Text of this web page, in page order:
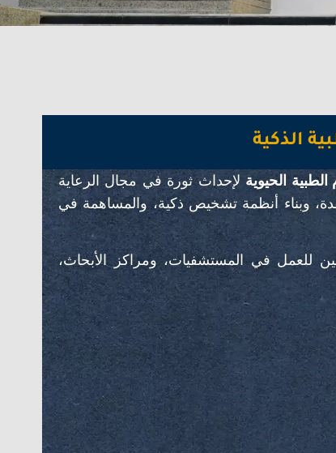
الذكية
الحيوية لإحداث ثورة في مجال الرعاية
وبناء أنظمة تشخيص ذكية، والمساهمة في
للعمل في المستشفيات، ومراكز الأبحاث،